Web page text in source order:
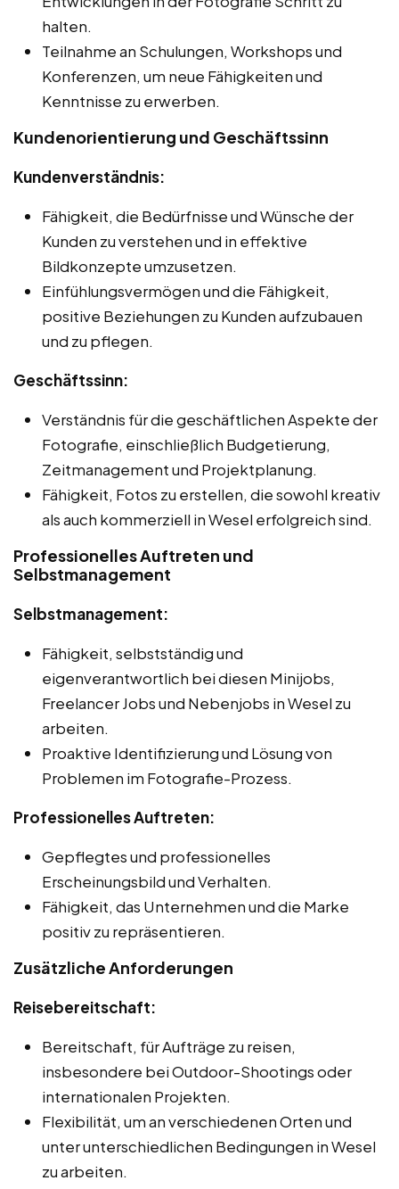
halten.
Teilnahme an Schulungen, Workshops und
Konferenzen, um neue Fähigkeiten und
Kenntnisse zu erwerben.
Kundenorientierung und Geschäftssinn
Kundenverständnis:
Fähigkeit, die Bedürfnisse und Wünsche der
Kunden zu verstehen und in effektive
Bildkonzepte umzusetzen.
Einfühlungsvermögen und die Fähigkeit,
positive Beziehungen zu Kunden aufzubauen
und zu pflegen.
Geschäftssinn:
Verständnis für die geschäftlichen Aspekte der
Fotografie, einschließlich Budgetierung,
Zeitmanagement und Projektplanung.
Fähigkeit, Fotos zu erstellen, die sowohl kreativ
als auch kommerziell in Wesel erfolgreich sind.
Professionelles Auftreten und
Selbstmanagement
Selbstmanagement:
Fähigkeit, selbstständig und
eigenverantwortlich bei diesen Minijobs,
Freelancer Jobs und Nebenjobs in Wesel zu
arbeiten.
Proaktive Identifizierung und Lösung von
Problemen im Fotografie-Prozess.
Professionelles Auftreten:
Gepflegtes und professionelles
Erscheinungsbild und Verhalten.
Fähigkeit, das Unternehmen und die Marke
positiv zu repräsentieren.
Zusätzliche Anforderungen
Reisebereitschaft:
Bereitschaft, für Aufträge zu reisen,
insbesondere bei Outdoor-Shootings oder
internationalen Projekten.
Flexibilität, um an verschiedenen Orten und
unter unterschiedlichen Bedingungen in Wesel
zu arbeiten.